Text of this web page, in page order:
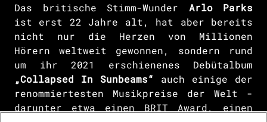
Das britische Stimm-Wunder Arlo Parks
ist erst 22 Jahre alt, hat aber bereits
nicht nur die Herzen von Millionen
Hörern weltweit gewonnen, sondern rund
um ihr 2021 erschienenes Debütalbum
„Collapsed In Sunbeams“ auch einige der
renommiertesten Musikpreise der Welt -
darunter etwa einen BRIT Award, einen